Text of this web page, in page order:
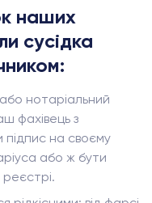
наших
сусідка
нотаріальний
фахівець з
на своєму
або ж бути